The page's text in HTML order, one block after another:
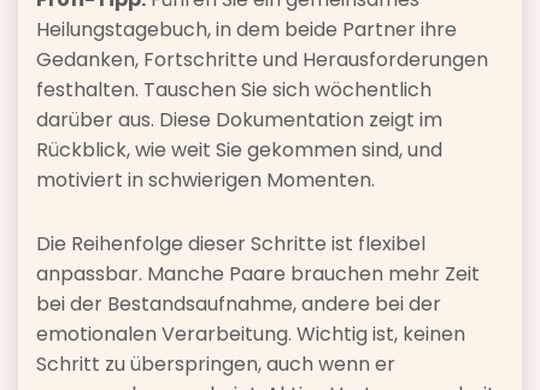
Heilungstagebuch, in dem beide Partner ihre
Gedanken, Fortschritte und Herausforderungen
festhalten. Tauschen Sie sich wöchentlich
darüber aus. Diese Dokumentation zeigt im
Rückblick, wie weit Sie gekommen sind, und
motiviert in schwierigen Momenten.
Die Reihenfolge dieser Schritte ist flexibel
anpassbar. Manche Paare brauchen mehr Zeit
bei der Bestandsaufnahme, andere bei der
emotionalen Verarbeitung. Wichtig ist, keinen
Schritt zu überspringen, auch wenn er